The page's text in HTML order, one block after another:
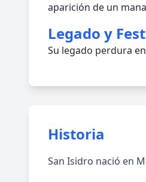
aparición de un
Legado y
Su legado perdura
Historia
San Isidro nació en